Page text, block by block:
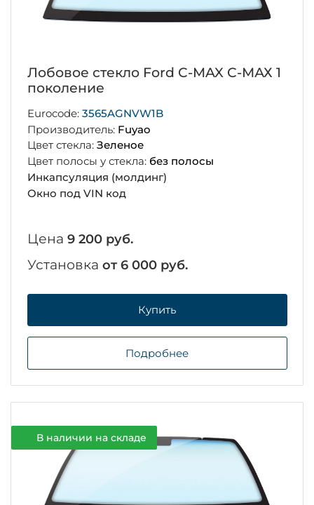
Лобовое стекло Ford C-MAX С-МАХ 1
поколение
Eurocode: 3565AGNVW1B
Производитель: Fuyao
Цвет стекла: Зеленое
Цвет полосы у стекла: без полосы
Инкапсуляция (молдинг)
Окно под VIN код
Цена 9 200 руб.
Установка от 6 000 руб.
Купить
Подробнее
В наличии на складе